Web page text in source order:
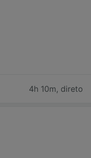
4h 10m, direto